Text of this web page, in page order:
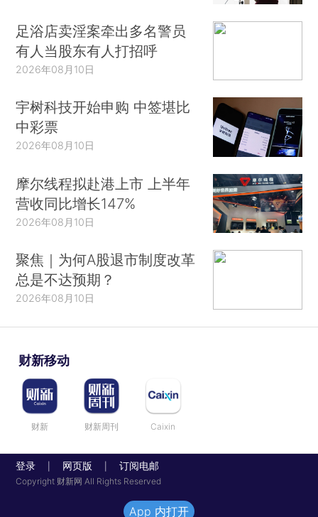
足浴店卖淫案牵出多名警员
有人当股东有人打招呼
2026年08月10日
宇树科技开始申购 中签堪比
中彩票
2026年08月10日
摩尔线程拟赴港上市 上半年
营收同比增长147%
2026年08月10日
聚焦｜为何A股退市制度改革
总是不达预期？
2026年08月10日
财新移动
财新 财新周刊 Caixin
登录 网页版 订阅电邮
Copyright 财新网 All Rights Reserved
App 内打开